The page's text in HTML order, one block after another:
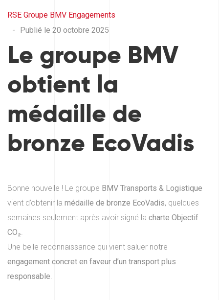
RSE Groupe BMV Engagements
-
Publié le 20 octobre 2025
Le groupe BMV
obtient la
médaille de
bronze EcoVadis
Bonne nouvelle ! Le groupe BMV Transports & Logistique
vient d’obtenir la médaille de bronze EcoVadis, quelques
semaines seulement après avoir signé la charte Objectif
CO₂.
Une belle reconnaissance qui vient saluer notre
engagement concret en faveur d’un transport plus
responsable.